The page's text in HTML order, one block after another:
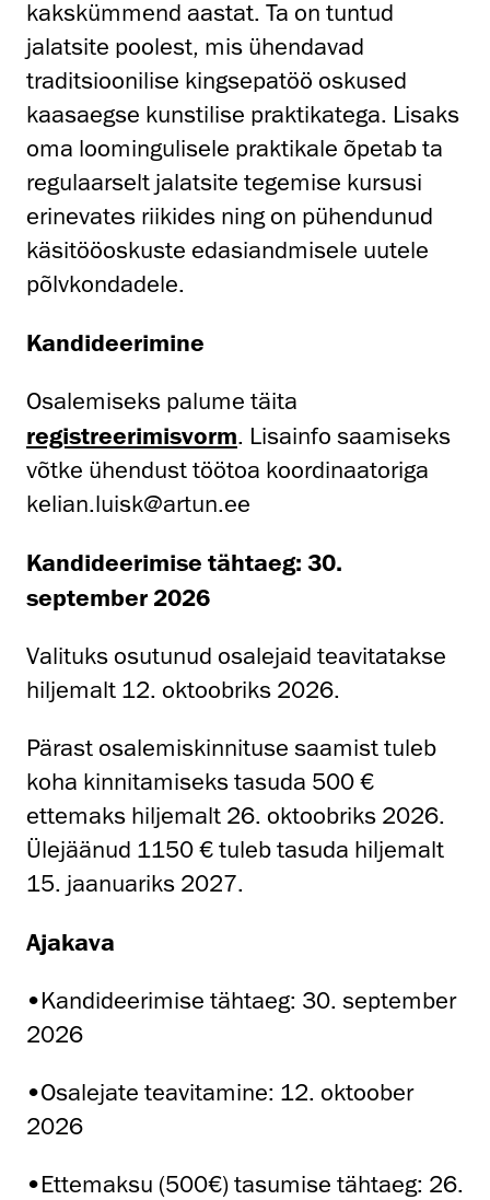
kakskümmend aastat. Ta on tuntud
jalatsite poolest, mis ühendavad
traditsioonilise kingsepatöö oskused
kaasaegse kunstilise praktikatega. Lisaks
oma loomingulisele praktikale õpetab ta
regulaarselt jalatsite tegemise kursusi
erinevates riikides ning on pühendunud
käsitööoskuste edasiandmisele uutele
põlvkondadele.
Kandideerimine
Osalemiseks palume täita
registreerimisvorm. Lisainfo saamiseks
võtke ühendust töötoa koordinaatoriga
kelian.luisk@artun.ee
Kandideerimise tähtaeg: 30.
september 2026
Valituks osutunud osalejaid teavitatakse
hiljemalt 12. oktoobriks 2026.
Pärast osalemiskinnituse saamist tuleb
koha kinnitamiseks tasuda 500 €
ettemaks hiljemalt 26. oktoobriks 2026.
Ülejäänud 1150 € tuleb tasuda hiljemalt
15. jaanuariks 2027.
Ajakava
•Kandideerimise tähtaeg: 30. september
2026
•Osalejate teavitamine: 12. oktoober
2026
•Ettemaksu (500€) tasumise tähtaeg: 26.